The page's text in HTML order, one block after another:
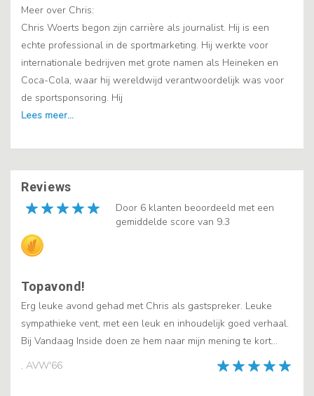
Meer over Chris:
Chris Woerts begon zijn carrière als journalist. Hij is een
echte professional in de sportmarketing. Hij werkte voor
internationale bedrijven met grote namen als Heineken en
Coca-Cola, waar hij wereldwijd verantwoordelijk was voor
de sportsponsoring. Hij
Reviews
Door 6 klanten beoordeeld met een
gemiddelde score van 9.3
, AVW'66
Topavond!
Erg leuke avond gehad met Chris als gastspreker. Leuke
sympathieke vent, met een leuk en inhoudelijk goed verhaal.
Bij Vandaag Inside doen ze hem naar mijn mening te kort...